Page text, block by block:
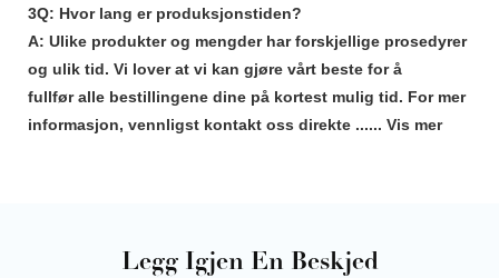
3Q: Hvor lang er produksjonstiden?
A: Ulike produkter og mengder har forskjellige prosedyrer
og ulik tid. Vi lover at vi kan gjøre vårt beste for å
fullfør alle bestillingene dine på kortest mulig tid. For mer
informasjon, vennligst kontakt oss direkte ...... Vis mer
Legg Igjen En Beskjed